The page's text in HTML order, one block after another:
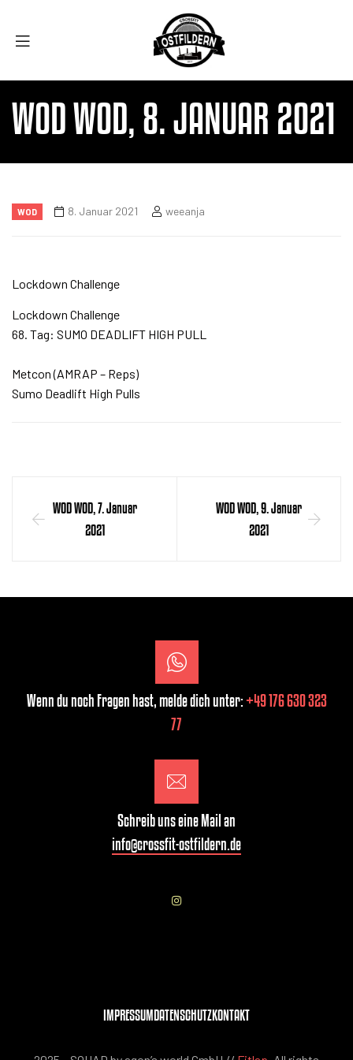
WOD WOD, 8. JANUAR 2021
WOD 8. Januar 2021 weeanja
Lockdown Challenge
Lockdown Challenge
68. Tag: SUMO DEADLIFT HIGH PULL
Metcon (AMRAP – Reps)
Sumo Deadlift High Pulls
WOD WOD, 7. Januar
2021
WOD WOD, 9. Januar
2021
Wenn du noch Fragen hast, melde dich unter:+49 176 630 323
77
Schreib uns eine Mail an
info@crossfit-ostfildern.de
IMPRESSUMDATENSCHUTZKONTAKT